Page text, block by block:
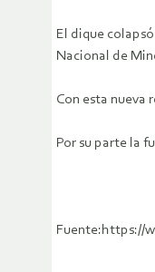
El dique
Nacional de
Con esta nueva
Por su parte la
Fuente:https://